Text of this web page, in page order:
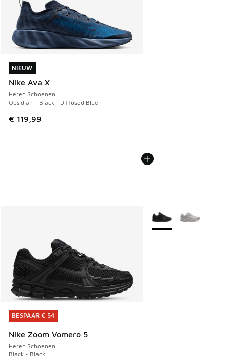
NIEUW
Nike Ava X
Heren Schoenen
Obsidian - Black - Diffused Blue
€ 119,99
NIEUW
BESPAAR € 54
Nike Zoom Vomero 5
Heren Schoenen
Black - Black
BESPAAR € 54
Meer kleuren